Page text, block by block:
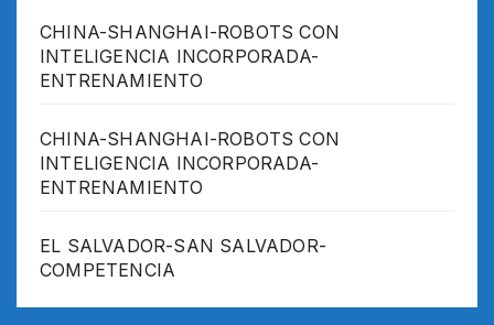
CHINA-SHANGHAI-ROBOTS CON
INTELIGENCIA INCORPORADA-
ENTRENAMIENTO
CHINA-SHANGHAI-ROBOTS CON
INTELIGENCIA INCORPORADA-
ENTRENAMIENTO
EL SALVADOR-SAN SALVADOR-
COMPETENCIA